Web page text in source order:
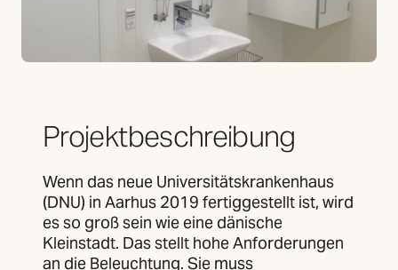
Projektbeschreibung
Wenn das neue Universitätskrankenhaus
(DNU) in Aarhus 2019 fertiggestellt ist, wird
es so groß sein wie eine dänische
Kleinstadt. Das stellt hohe Anforderungen
an die Beleuchtung. Sie muss